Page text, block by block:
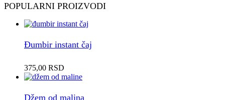
POPULARNI PROIZVODI
Đumbir instant čaj
375,00 RSD
Džem od malina